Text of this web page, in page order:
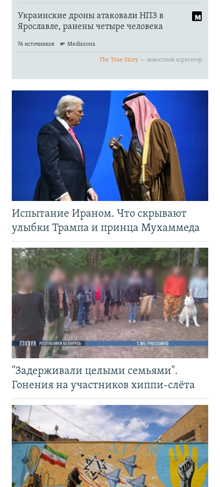
Испытание Ираном. Что скрывают
улыбки Трампа и принца Мухаммеда
"Задерживали целыми семьями".
Гонения на участников хиппи-слёта